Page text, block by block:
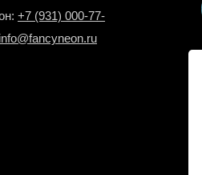
+7 (931) 000-77-
info@fancyneon.ru